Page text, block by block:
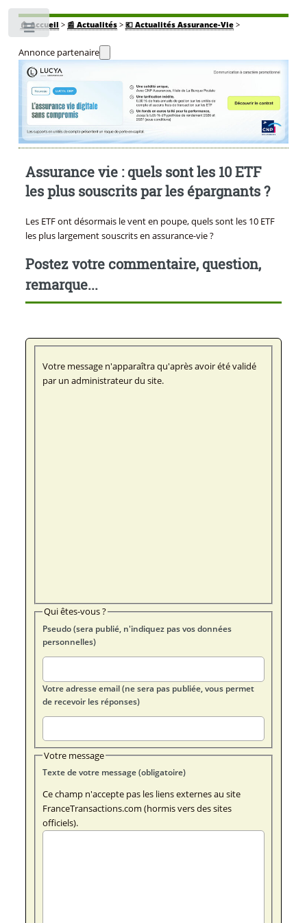
🏠Accueil > 📰 Actualités> 💶 Actualités Assurance-Vie>
Annonce partenaire
Assurance vie : quels sont les 10 ETF
les plus souscrits par les épargnants ?
Les ETF ont désormais le vent en poupe, quels sont les 10 ETF
les plus largement souscrits en assurance-vie ?
Postez votre commentaire, question,
remarque...
Votre message n'apparaîtra qu'après avoir été validé
par un administrateur du site.
Qui êtes-vous ?
Pseudo (sera publié, n'indiquez pas vos données
personnelles)
Votre adresse email (ne sera pas publiée, vous permet
de recevoir les réponses)
Votre message
Texte de votre message (obligatoire)
Ce champ n'accepte pas les liens externes au site
FranceTransactions.com (hormis vers des sites
officiels).
Toggle